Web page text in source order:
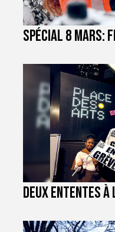
Spécial 8 mars:
Deux ententes à